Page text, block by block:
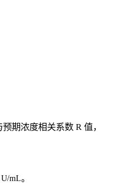
期浓度相关系数 R 值，
U/mL。